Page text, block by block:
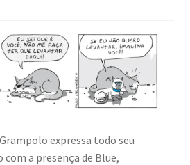
expressa todo seu
a presença de Blue,